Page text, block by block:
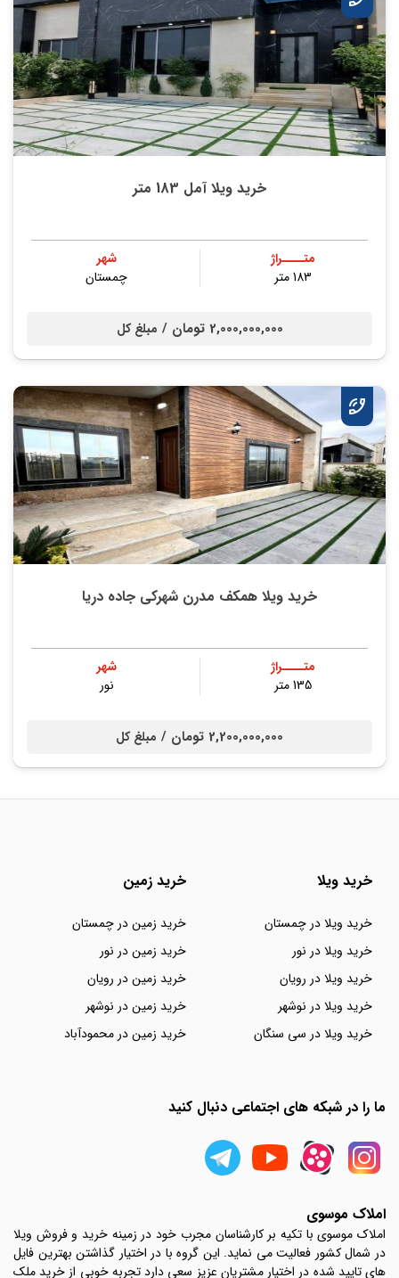
خرید ویلا آمل 183 متر
متــــراژ
183 متر
شهر
چمستان
2,000,000,000 تومان / مبلغ کل
خرید ویلا همکف مدرن شهرکی جاده دریا
متــــراژ
135 متر
شهر
نور
2,200,000,000 تومان / مبلغ کل
خرید ویلا
خرید ویلا در چمستان
خرید ویلا در نور
خرید ویلا در رویان
خرید ویلا در نوشهر
خرید ویلا در سی سنگان
خرید زمین
خرید زمین در چمستان
خرید زمین در نور
خرید زمین در رویان
خرید زمین در نوشهر
خرید زمین در محمودآباد
ما را در شبکه های اجتماعی دنبال کنید
املاک موسوی
املاک موسوی با تکیه بر کارشناسان مجرب خود در زمینه خرید و فروش ویلا
در شمال کشور فعالیت می نماید. این گروه با در اختیار گذاشتن بهترین فایل
های تایید شده در اختیار مشتریان عزیز سعی دارد تجربه خوبی از خرید ملک